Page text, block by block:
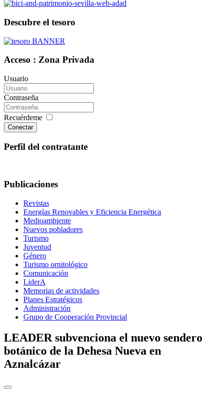
Descubre el tesoro
Acceso : Zona Privada
Usuario
Contraseña
Recuérdeme
Conectar
Perfil del contratante
Publicaciones
Revistas
Energías Renovables y Eficiencia Energética
Medioambiente
Nuevos pobladores
Turismo
Juventud
Género
Turismo ornitológico
Comunicación
LiderA
Memorias de actividades
Planes Estratégicos
Administración
Grupo de Cooperación Provincial
LEADER subvenciona el nuevo sendero
botánico de la Dehesa Nueva en
Aznalcázar